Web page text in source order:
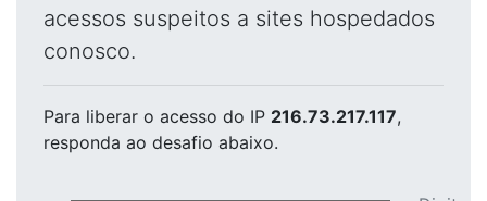
acessos suspeitos a sites hospedados
conosco.
Para liberar o acesso do IP 216.73.217.117,
responda ao desafio abaixo.